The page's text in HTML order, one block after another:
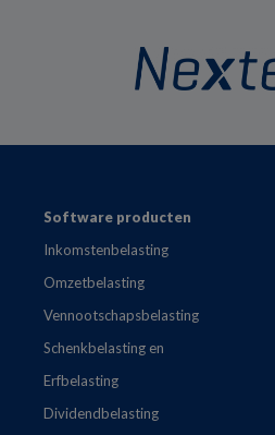
FooterSoftware producten
Inkomstenbelasting
Omzetbelasting
Vennootschapsbelasting
Schenkbelasting en
Erfbelasting
Dividendbelasting